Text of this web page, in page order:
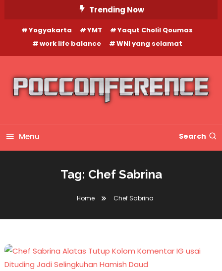
Content
Trending Now
Yogyakarta YMT
Yaqut Cholil Qoumas
work life balance
WNI yang selamat
Menu Search
Tag: Chef Sabrina
Home Chef Sabrina